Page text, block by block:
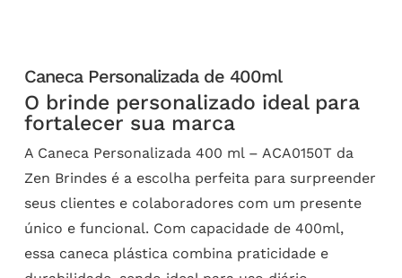
Caneca Personalizada de 400ml
O brinde personalizado ideal para
fortalecer sua marca
A Caneca Personalizada 400 ml – ACA0150T da
Zen Brindes é a escolha perfeita para surpreender
seus clientes e colaboradores com um presente
único e funcional. Com capacidade de 400ml,
essa caneca plástica combina praticidade e